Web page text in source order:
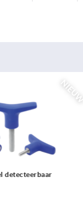
NIEUW
detecteerbaar